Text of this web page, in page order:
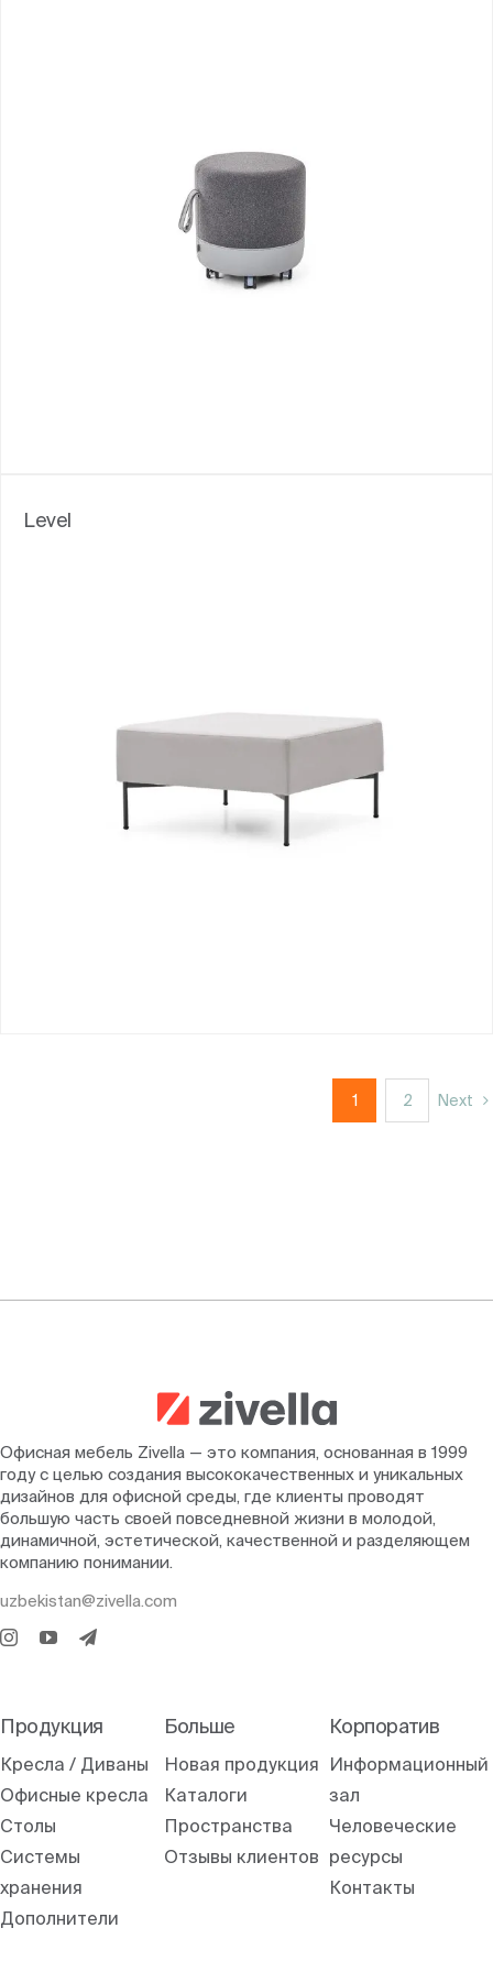
Level
1 2 Next
Офисная мебель Zivella — это компания, основанная в 1999
году с целью создания высококачественных и уникальных
дизайнов для офисной среды, где клиенты проводят
большую часть своей повседневной жизни в молодой,
динамичной, эстетической, качественной и разделяющем
компанию понимании.
uzbekistan@zivella.com
Продукция
Кресла / Диваны
Офисные кресла
Столы
Системы
хранения
Дополнители
Больше
Новая продукция
Каталоги
Пространства
Отзывы клиентов
Корпоратив
Информационный
зал
Человеческие
ресурсы
Контакты